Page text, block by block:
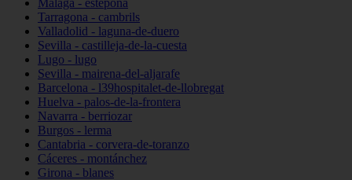
Málaga - estepona
Tarragona - cambrils
Valladolid - laguna-de-duero
Sevilla - castilleja-de-la-cuesta
Lugo - lugo
Sevilla - mairena-del-aljarafe
Barcelona - l39hospitalet-de-llobregat
Huelva - palos-de-la-frontera
Navarra - berriozar
Burgos - lerma
Cantabria - corvera-de-toranzo
Cáceres - montánchez
Girona - blanes